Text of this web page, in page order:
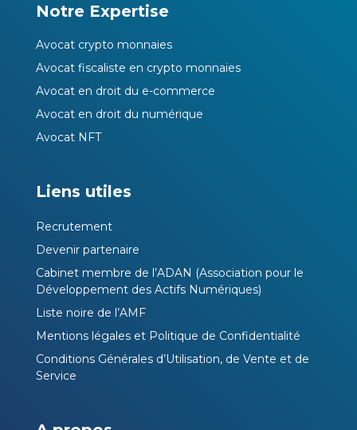
Notre Expertise
Avocat crypto monnaies
Avocat fiscaliste en crypto monnaies
Avocat en droit du e-commerce
Avocat en droit du numérique
Avocat NFT
Liens utiles
Recrutement
Devenir partenaire
Cabinet membre de l’ADAN (Association pour le
Développement des Actifs Numériques)
Liste noire de l’AMF
Mentions légales et Politique de Confidentialité
Conditions Générales d’Utilisation, de Vente et de
Service